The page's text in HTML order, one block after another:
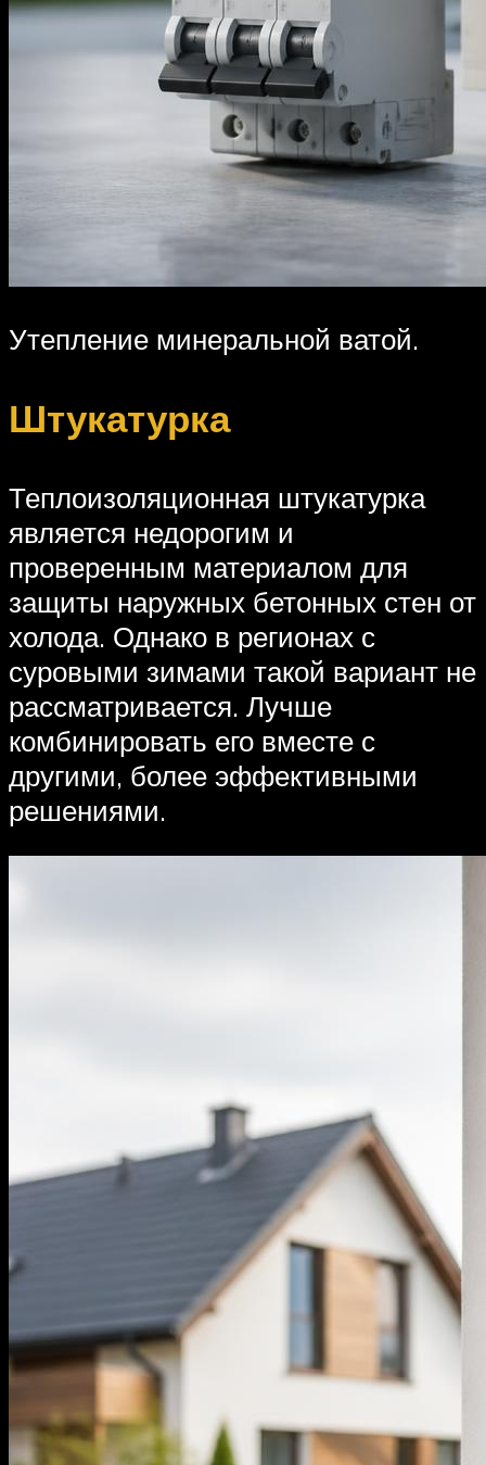
Утепление минеральной ватой.
Штукатурка
Теплоизоляционная штукатурка
является недорогим и
проверенным материалом для
защиты наружных бетонных стен от
холода. Однако в регионах с
суровыми зимами такой вариант не
рассматривается. Лучше
комбинировать его вместе с
другими, более эффективными
решениями.